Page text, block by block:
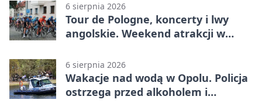
6 sierpnia 2026
Tour de Pologne, koncerty i lwy
angolskie. Weekend atrakcji w
6 sierpnia 2026
Wakacje nad wodą w Opolu. Policja
ostrzega przed alkoholem i